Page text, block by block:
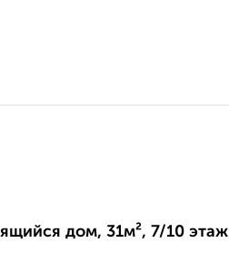
дом, 31м², 7/10 этаж